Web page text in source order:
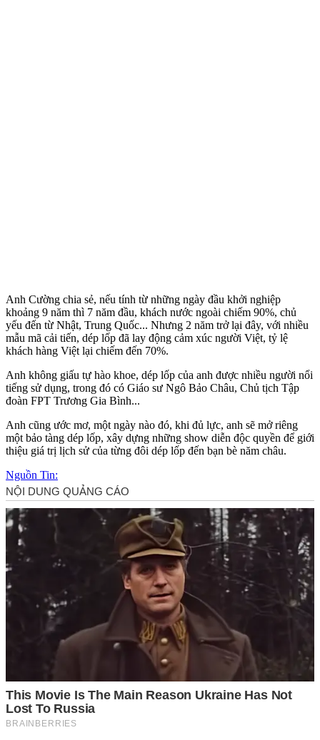
Anh Cường chia sẻ, nếu tính từ những ngày đầu khởi nghiệp
khoảng 9 năm thì 7 năm đầu, khách nước ngoài chiếm 90%, chủ
yếu đến từ Nhật, Trung Quốc... Nhưng 2 năm trở lại đây, với nhiều
mẫu mã cải tiến, dép lốp đã lay động cảm xúc người Việt, tỷ lệ
khách hàng Việt lại chiếm đến 70%.
Anh không giấu tự hào khoe, dép lốp của anh được nhiều người nổi
tiếng sử dụng, trong đó có Giáo sư Ngô Bảo Châu, Chủ tịch Tập
đoàn FPT Trương Gia Bình...
Anh cũng ước mơ, một ngày nào đó, khi đủ lực, anh sẽ mở riêng
một bảo tàng dép lốp, xây dựng những show diễn độc quyền để giới
thiệu giá trị lịch sử của từng đôi dép lốp đến bạn bè năm châu.
Nguồn Tin: